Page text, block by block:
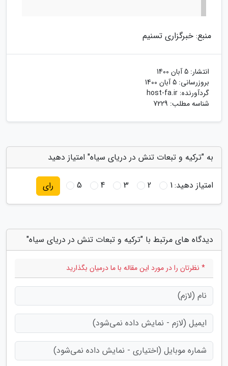
منبع: خبرگزاری تسنیم
انتشار: 5 آبان 1400
بروزرسانی: 5 آبان 1400
گردآورنده: host-fa.ir
شناسه مطلب: 7229
به "ترکیه و تبعات تنش در دریای سیاه" امتیاز دهید
امتیاز دهید:1
2
3
4
5 رای
دیدگاه های مرتبط با "ترکیه و تبعات تنش در دریای سیاه"
* نظرتان را در مورد این مقاله با ما درمیان بگذارید